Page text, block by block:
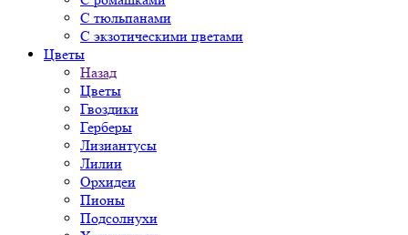
С тюльпанами
С экзотическими цветами
Цветы
Назад
Цветы
Гвоздики
Герберы
Лизиантусы
Лилии
Орхидеи
Пионы
Подсолнухи